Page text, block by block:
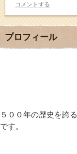
コメントする
プロフィール
５００年の歴史を誇る
です。